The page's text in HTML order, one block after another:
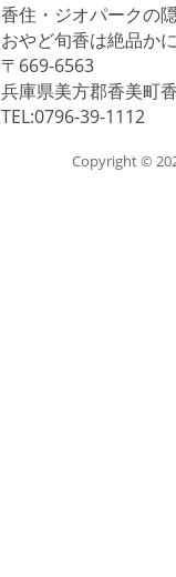
香住・ジオパークの
おやど旬香は絶品か
〒669-6563
兵庫県美方郡香美町
TEL:0796-39-1112
Copyright ©